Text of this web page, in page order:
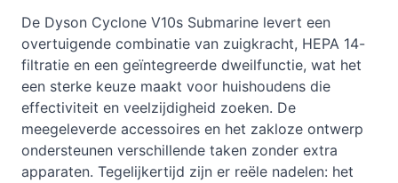
De Dyson Cyclone V10s Submarine levert een
overtuigende combinatie van zuigkracht, HEPA 14-
filtratie en een geïntegreerde dweilfunctie, wat het
een sterke keuze maakt voor huishoudens die
effectiviteit en veelzijdigheid zoeken. De
meegeleverde accessoires en het zakloze ontwerp
ondersteunen verschillende taken zonder extra
apparaten. Tegelijkertijd zijn er reële nadelen: het